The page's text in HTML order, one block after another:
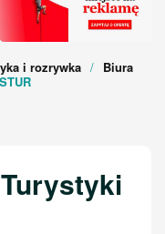
i rozrywka
Biura